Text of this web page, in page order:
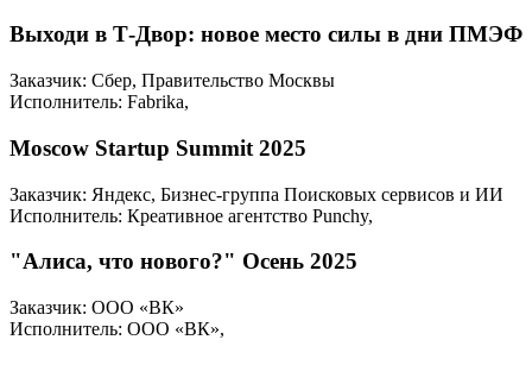
Выходи в Т-Двор: новое место силы в дни ПМЭФ
Заказчик: Сбер, Правительство Москвы
Исполнитель: Fabrika,
Moscow Startup Summit 2025
Заказчик: Яндекс, Бизнес-группа Поисковых сервисов и ИИ
Исполнитель: Креативное агентство Punchy,
"Алиса, что нового?" Осень 2025
Заказчик: ООО «ВК»
Исполнитель: ООО «ВК»,